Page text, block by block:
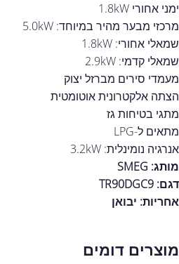
ימני אחורי 1.8kW
מרכזי מבער מהיר במיוחד: 5.0kW
שמאלי אחורי: 1.8kW
שמאלי קדמי: 2.9kW
מעמדי סירים מברזל יצוק
הצתה אלקטרונית אוטומטית
מתגי בטיחות גז
מתאים ל-LPG
אנרגיה נומינלית: 3.2kW
מותג: SMEG
דגם: TR90DGC9
אחריות: יבואן
מוצרים דומים